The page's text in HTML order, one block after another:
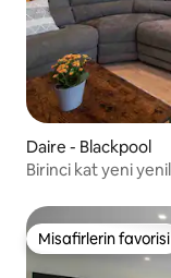
Daire - Blackpool
Misafirlerin favorisi
Misafirlerin favorisi